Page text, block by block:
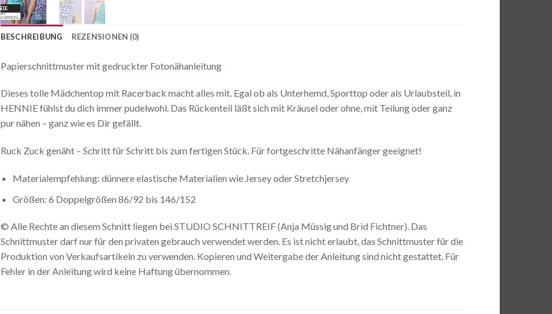
BESCHREIBUNG REZENSIONEN (0)
Papierschnittmuster mit gedruckter Fotonähanleitung
Dieses tolle Mädchentop mit Racerback macht alles mit. Egal ob als Unterhemd, Sporttop oder als Urlaubsteil, in
HENNIE fühlst du dich immer pudelwohl. Das Rückenteil läßt sich mit Kräusel oder ohne, mit Teilung oder ganz
pur nähen – ganz wie es Dir gefällt.
Ruck Zuck genäht – Schritt für Schritt bis zum fertigen Stück. Für fortgeschritte Nähanfänger geeignet!
Materialempfehlung: dünnere elastische Materialien wie Jersey oder Stretchjersey
Größen: 6 Doppelgrößen 86/92 bis 146/152
© Alle Rechte an diesem Schnitt liegen bei STUDIO SCHNITTREIF (Anja Müssig und Brid Fichtner). Das
Schnittmuster darf nur für den privaten gebrauch verwendet werden. Es ist nicht erlaubt, das Schnittmuster für die
Produktion von Verkaufsartikeln zu verwenden. Kopieren und Weitergabe der Anleitung sind nicht gestattet. Für
Fehler in der Anleitung wird keine Haftung übernommen.